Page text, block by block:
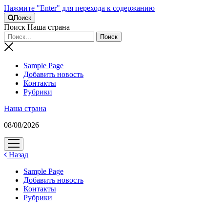
Нажмите "Enter" для перехода к содержанию
Поиск
Поиск Наша страна
Sample Page
Добавить новость
Контакты
Рубрики
Наша страна
08/08/2026
открыть
меню
Назад
Sample Page
Добавить новость
Контакты
Рубрики